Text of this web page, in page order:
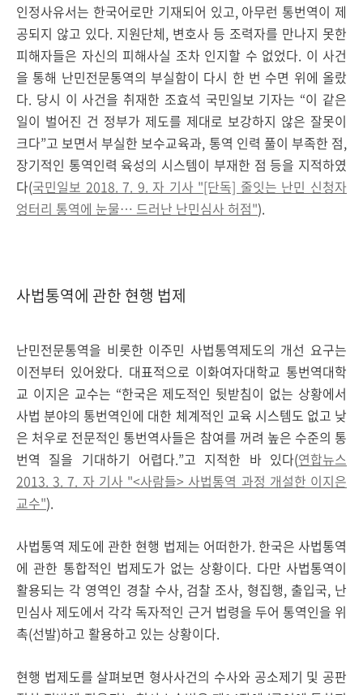
인정사유서는 한국어로만 기재되어 있고, 아무런 통번역이 제
공되지 않고 있다. 지원단체, 변호사 등 조력자를 만나지 못한
피해자들은 자신의 피해사실 조차 인지할 수 없었다. 이 사건
을 통해 난민전문통역의 부실함이 다시 한 번 수면 위에 올랐
다. 당시 이 사건을 취재한 조효석 국민일보 기자는 “이 같은
일이 벌어진 건 정부가 제도를 제대로 보강하지 않은 잘못이
크다”고 보면서 부실한 보수교육과, 통역 인력 풀이 부족한 점,
장기적인 통역인력 육성의 시스템이 부재한 점 등을 지적하였
다(국민일보 2018. 7. 9. 자 기사 "[단독] 줄잇는 난민 신청자
엉터리 통역에 눈물… 드러난 난민심사 허점").
사법통역에 관한 현행 법제
난민전문통역을 비롯한 이주민 사법통역제도의 개선 요구는
이전부터 있어왔다. 대표적으로 이화여자대학교 통번역대학
교 이지은 교수는 “한국은 제도적인 뒷받침이 없는 상황에서
사법 분야의 통번역인에 대한 체계적인 교육 시스템도 없고 낮
은 처우로 전문적인 통번역사들은 참여를 꺼려 높은 수준의 통
번역 질을 기대하기 어렵다.”고 지적한 바 있다(연합뉴스
2013. 3. 7. 자 기사 "<사람들> 사법통역 과정 개설한 이지은
교수").
사법통역 제도에 관한 현행 법제는 어떠한가. 한국은 사법통역
에 관한 통합적인 법제도가 없는 상황이다. 다만 사법통역이
활용되는 각 영역인 경찰 수사, 검찰 조사, 형집행, 출입국, 난
민심사 제도에서 각각 독자적인 근거 법령을 두어 통역인을 위
촉(선발)하고 활용하고 있는 상황이다.
현행 법제도를 살펴보면 형사사건의 수사와 공소제기 및 공판